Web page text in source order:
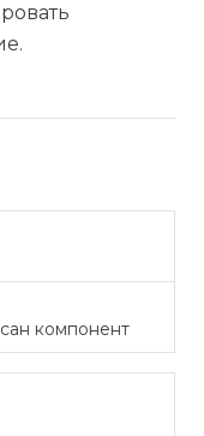
компонент